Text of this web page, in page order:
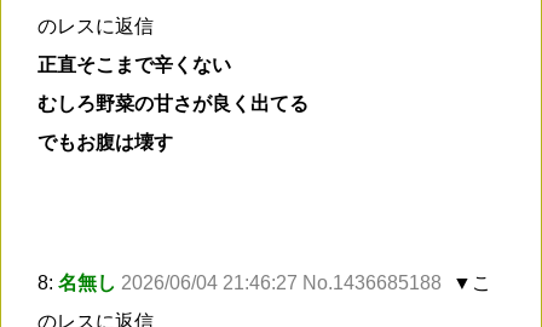
のレスに返信
正直そこまで辛くない
むしろ野菜の甘さが良く出てる
でもお腹は壊す
8: 名無し 2026/06/04 21:46:27 No.1436685188
▼こ
のレスに返信